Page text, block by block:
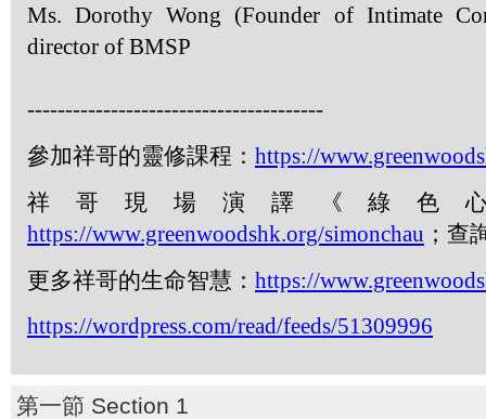
Ms. Dorothy Wong (Founder of Intimate
director of BMSP
---------------------------------------
參加祥哥的靈修課程： https://
祥哥現場演譯《綠色
https://www.greenwoodshk.org/simonchau ；查
更多祥哥的生命智慧： https://
https://wordpress.com/read/feeds/51309996
第一節 Section 1